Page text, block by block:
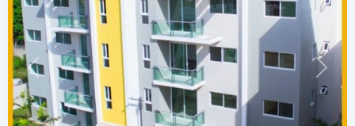
Previous Next